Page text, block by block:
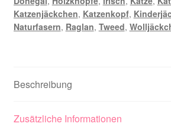
Katzenjäckchen, Katzenkopf,
Naturfasern, Raglan, Tweed,
Beschreibung
Zusätzliche Informationen